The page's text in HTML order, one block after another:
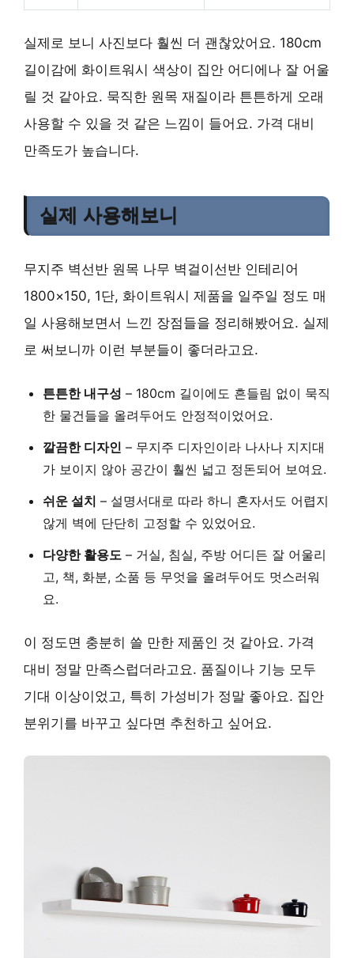
실제로 보니 사진보다 훨씬 더 괜찮았어요. 180cm
길이감에 화이트워시 색상이 집안 어디에나 잘 어울
릴 것 같아요. 묵직한 원목 재질이라 튼튼하게 오래
사용할 수 있을 것 같은 느낌이 들어요. 가격 대비
만족도가 높습니다.
실제 사용해보니
무지주 벽선반 원목 나무 벽걸이선반 인테리어
1800×150, 1단, 화이트워시 제품을 일주일 정도 매
일 사용해보면서 느낀 장점들을 정리해봤어요. 실제
로 써보니까 이런 부분들이 좋더라고요.
튼튼한 내구성 – 180cm 길이에도 흔들림 없이 묵직
한 물건들을 올려두어도 안정적이었어요.
깔끔한 디자인 – 무지주 디자인이라 나사나 지지대
가 보이지 않아 공간이 훨씬 넓고 정돈되어 보여요.
쉬운 설치 – 설명서대로 따라 하니 혼자서도 어렵지
않게 벽에 단단히 고정할 수 있었어요.
다양한 활용도 – 거실, 침실, 주방 어디든 잘 어울리
고, 책, 화분, 소품 등 무엇을 올려두어도 멋스러워
요.
이 정도면 충분히 쓸 만한 제품인 것 같아요. 가격
대비 정말 만족스럽더라고요. 품질이나 기능 모두
기대 이상이었고, 특히 가성비가 정말 좋아요. 집안
분위기를 바꾸고 싶다면 추천하고 싶어요.